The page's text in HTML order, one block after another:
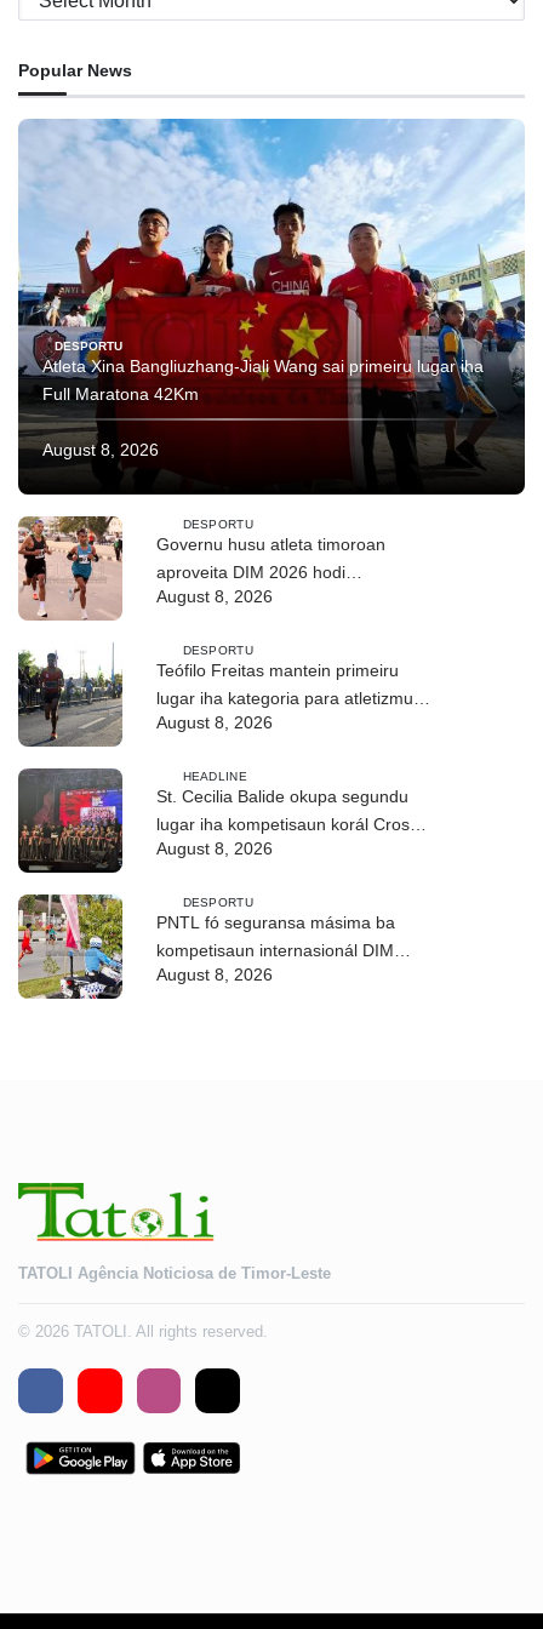
Popular News
DESPORTU
Atleta Xina Bangliuzhang-Jiali Wang sai primeiru lugar iha
Full Maratona 42Km
August 8, 2026
DESPORTU
Governu husu atleta timoroan
aproveita DIM 2026 hodi
dezenvolve kapasidade
August 8, 2026
DESPORTU
Teófilo Freitas mantein primeiru
lugar iha kategoria para atletizmu
10Km iha DIM
August 8, 2026
HEADLINE
St. Cecilia Balide okupa segundu
lugar iha kompetisaun korál Cross
Border Fest 2026 iha Atambua
August 8, 2026
DESPORTU
PNTL fó seguransa másima ba
kompetisaun internasionál DIM
2026
August 8, 2026
TATOLI Agência Noticiosa de Timor-Leste
© 2026 TATOLI. All rights reserved.